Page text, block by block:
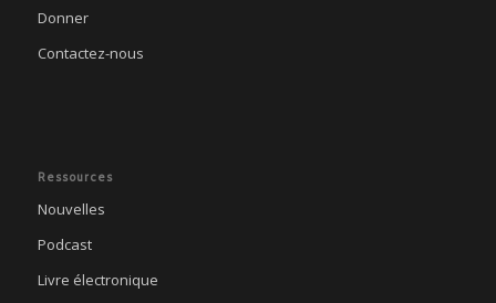
Donner
Contactez-nous
Ressources
Nouvelles
Podcast
Livre électronique